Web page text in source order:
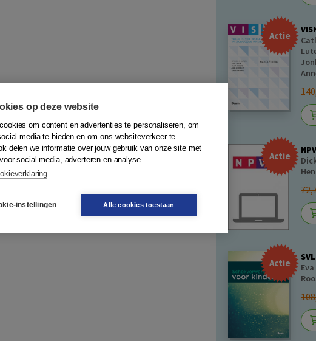
Actie
Actie
Actie
op deze website
om content en advertenties te personaliseren, om
media te bieden en om ons websiteverkeer te
delen we informatie over jouw gebruik van onze site met
social media, adverteren en analyse.
instellingen Alle cookies toestaan